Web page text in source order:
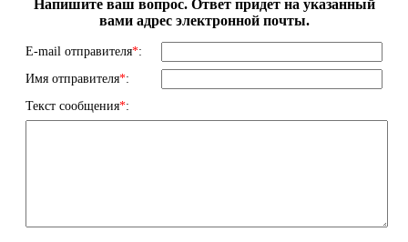
Напишите ваш вопрос. Ответ придет на указанный
вами адрес электронной почты.
E-mail отправителя*:
Имя отправителя*:
Текст сообщения*: